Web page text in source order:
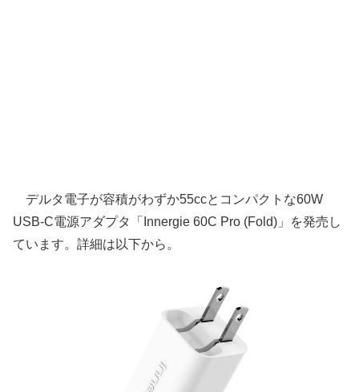
デルタ電子が容積がわずか55ccとコンパクトな60W
USB-C電源アダプタ「Innergie 60C Pro (Fold)」を発売し
ています。詳細は以下から。